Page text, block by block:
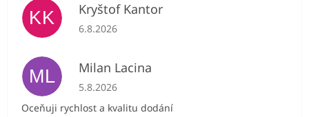
KK Kryštof Kantor
Hodnocení obchodu je 5 z 5 hvězdiček.
6.8.2026
ML Milan Lacina
Hodnocení obchodu je 5 z 5 hvězdiček.
5.8.2026
Oceňuji rychlost a kvalitu dodání